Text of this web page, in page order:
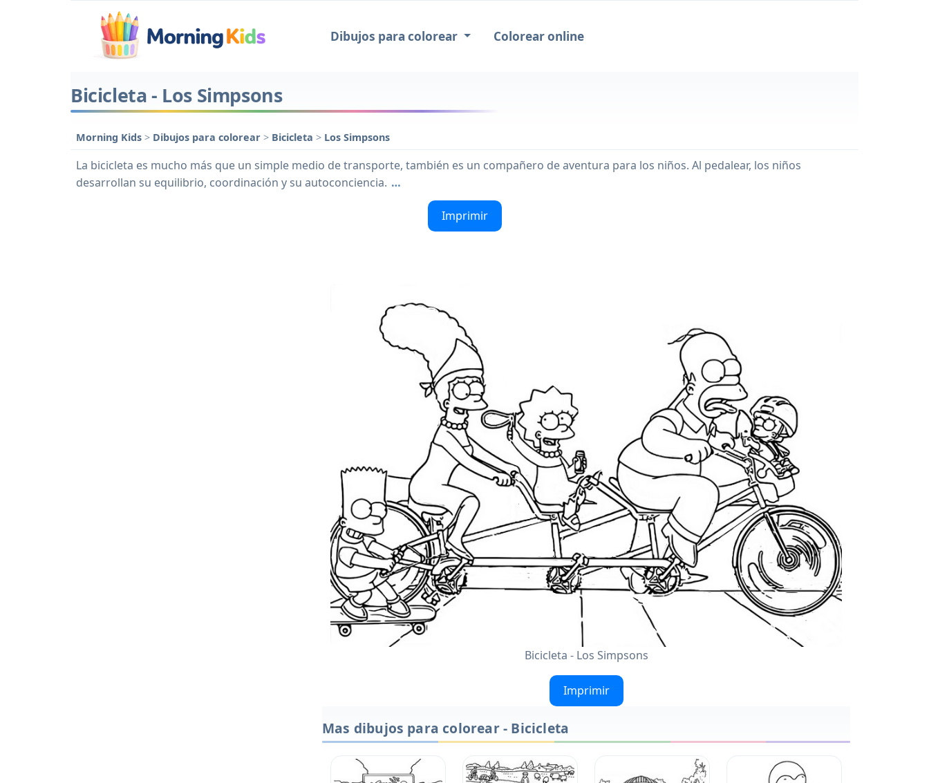
Dibujos para colorear Colorear online
Bicicleta - Los Simpsons
Morning Kids > Dibujos para colorear > Bicicleta > Los Simpsons
La bicicleta es mucho más que un simple medio de transporte, también es un compañero de aventura para los niños. Al pedalear, los niños
desarrollan su equilibrio, coordinación y su autoconciencia. …
Imprimir
Bicicleta - Los Simpsons
Imprimir
Mas dibujos para colorear - Bicicleta